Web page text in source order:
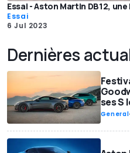
Essai - Aston Martin DB12,
Essai
6 Jul 2023
Dernières
ses S
General